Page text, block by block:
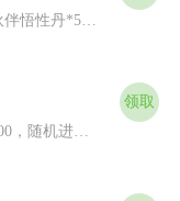
金装碎片*200，神将之灵*100，随机进阶丹*200 通...
领取